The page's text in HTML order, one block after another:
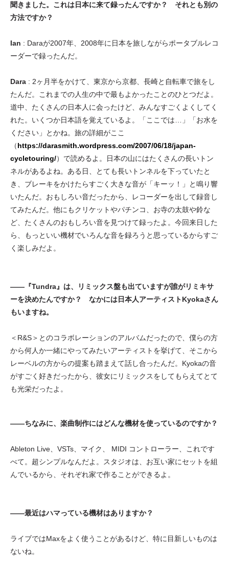
聞きました。これは日本に来て録ったんですか？ それとも別の
方法ですか？
Ian : Daraが2007年、2008年に日本を旅しながらポータブルレコ
ーダーで録ったんだ。
Dara : 2ヶ月半をかけて、東京から京都、長崎と自転車で旅をし
たんだ。これまでの人生の中で最もよかったことのひとつだよ。
道中、たくさんの日本人に会ったけど、みんなすごくよくしてく
れた。いくつか日本語を覚えているよ。「ここでは…」「お水を
ください」とかね。旅の詳細がここ
（https://darasmith.wordpress.com/2007/06/18/japan-
cycletouring/）で読めるよ。日本の山にはたくさんの長いトン
ネルがあるよね。ある日、とても長いトンネルを下っていたと
き、ブレーキをかけたらすごく大きな音が「キーッ！」と鳴り響
いたんだ。おもしろい音だったから、レコーダーを出して録音し
てみたんだ。他にもクリケットやパチンコ、お寺の太鼓や鈴な
ど、たくさんのおもしろい音を見つけて録ったよ。今回来日した
ら、もっといい機材でいろんな音を録ろうと思っているからすご
く楽しみだよ。
——『Tundra』は、リミックス盤も出ていますが誰がリミキサ
ーを決めたんですか？ なかには日本人アーティストKyokaさん
もいますね。
＜R&S＞とのコラボレーションのアルバムだったので、僕らの方
から何人か一緒にやってみたいアーティストを挙げて、そこから
レーベルの方からの提案も踏まえて話し合ったんだ。Kyokaの音
がすごく好きだったから、彼女にリミックスをしてもらえてとて
も光栄だったよ。
——ちなみに、楽曲制作にはどんな機材を使っているのですか？
Ableton Live、VSTs、マイク、 MIDI コントローラー、これです
べて。超シンプルなんだよ。スタジオは、お互い家にセットを組
んでいるから、それぞれ家で作ることができるよ。
——最近はハマっている機材はありますか？
ライブではMaxをよく使うことがあるけど、特に目新しいものは
ないね。